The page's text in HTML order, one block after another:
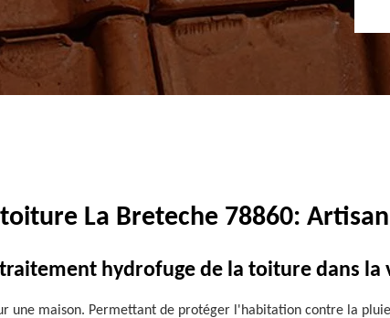
La Breteche 78860:
hydrofuge de la toiture dans la
une maison. Permettant de protéger l'habitation contre la